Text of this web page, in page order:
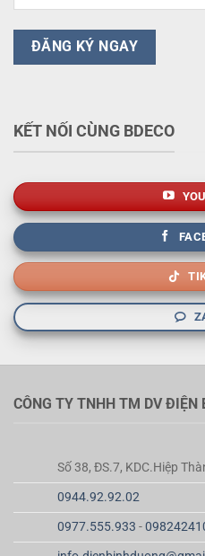
KẾT NỐI CÙNG BDECO
CÔNG TY TNHH TM DV ĐIỆN
Số 38, ĐS.7, KDC.Hiệp
0944.92.92.02
0977.555.933 -